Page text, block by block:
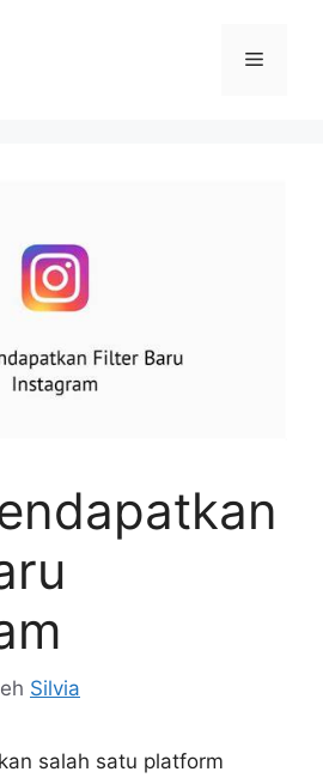
Menu
Silvia
salah satu platform